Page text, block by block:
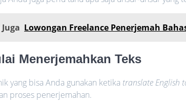
Lowongan Freelance Penerjemah
Menerjemahkan Teks
yang bisa Anda gunakan ketika translate English
proses penerjemahan.